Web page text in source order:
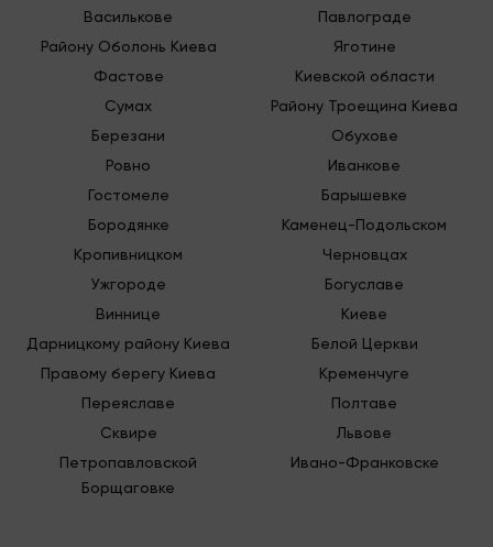
ПРЕИМУЩЕСТВА
СОТРУДНИЧЕСТВА С
НАМИ
Наша команда – это опытные специалисты,
каждый из которых является настоящим
предстоит перевозка спальни, наши специалисты
помогут на всех этапах:
Все аккуратно разберут и профессионально
упакуют;
Грузчики бережно и с максимальной экономией
места в кузове сложат коробки в фургон;
грузоперевозка заняла минимум времени;
После доставки специалисты занесут коробки
в помещение и соберут мебель.
Moving Expert – это компания, которая
Василькове
Району Оболонь Киева
Фастове
Сумах
Березани
Ровно
Гостомеле
Бородянке
Кропивницком
Ужгороде
Виннице
Дарницкому району Киева
Правому берегу Киева
Переяславе
Сквире
Петропавловской
Борщаговке
Павлограде
Яготине
Киевской области
Району Троещина Киева
Обухове
Иванкове
Барышевке
Каменец-Подольском
Черновцах
Богуславе
Киеве
Белой Церкви
Кременчуге
Полтаве
Львове
Ивано-Франковске